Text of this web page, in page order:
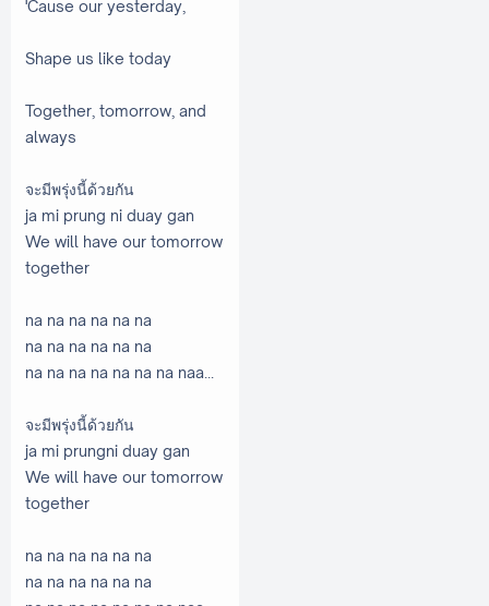
'Cause our yesterday,
Shape us like today
Together, tomorrow, and
always
จะมีพรุ่งนี้ด้วยกัน
ja mi prung ni duay gan
We will have our tomorrow
together
na na na na na na
na na na na na na
na na na na na na na naa...
จะมีพรุ่งนี้ด้วยกัน
ja mi prungni duay gan
We will have our tomorrow
together
na na na na na na
na na na na na na